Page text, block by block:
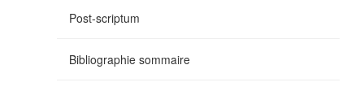
Post-scriptum
Bibliographie sommaire